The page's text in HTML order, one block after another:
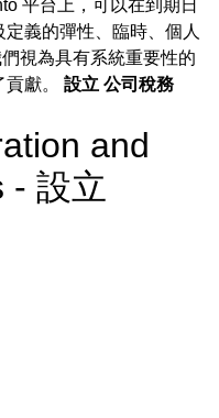
平台上，可以在到期日
義的彈性、臨時、個人
視為具有系統重要性的
獻。 設立 公司稅務
and
- 設立